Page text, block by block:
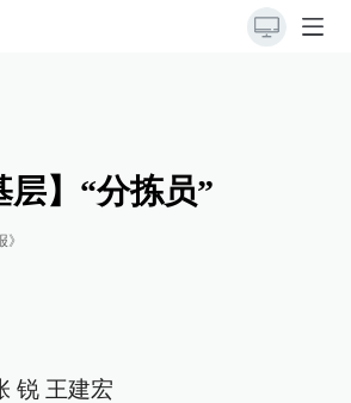
层】“分拣员”
锐 王建宏